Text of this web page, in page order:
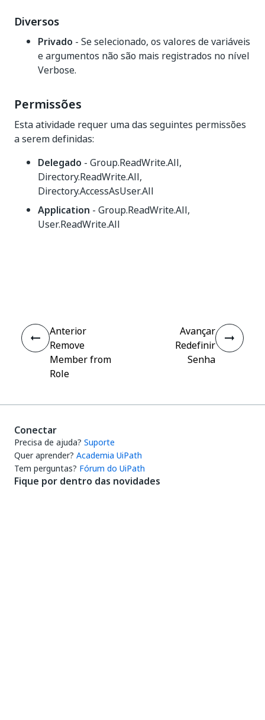
Diversos
Privado - Se selecionado, os valores de variáveis
e argumentos não são mais registrados no nível
Verbose.
Permissões
Esta atividade requer uma das seguintes permissões
a serem definidas:
Delegado - Group.ReadWrite.All,
Directory.ReadWrite.All,
Directory.AccessAsUser.All
Application - Group.ReadWrite.All,
User.ReadWrite.All
Anterior
Remove
Member from
Role
Avançar
Redefinir
Senha
Conectar
Precisa de ajuda? Suporte
Quer aprender? Academia UiPath
Tem perguntas? Fórum do UiPath
Fique por dentro das novidades